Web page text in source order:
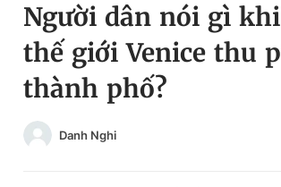
Chuyên mục
Chuyên mục khác
Chào ngày mới
Đổi mật khẩu
Tin đã lưu
Tin đã xem
Người dân nói gì
thế giới Venice thu
thành phố?
Danh Nghi